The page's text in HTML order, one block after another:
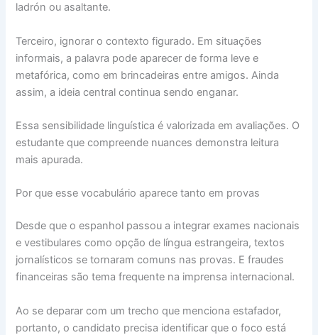
ladrón ou asaltante.
Terceiro, ignorar o contexto figurado. Em situações
informais, a palavra pode aparecer de forma leve e
metafórica, como em brincadeiras entre amigos. Ainda
assim, a ideia central continua sendo enganar.
Essa sensibilidade linguística é valorizada em avaliações. O
estudante que compreende nuances demonstra leitura
mais apurada.
Por que esse vocabulário aparece tanto em provas
Desde que o espanhol passou a integrar exames nacionais
e vestibulares como opção de língua estrangeira, textos
jornalísticos se tornaram comuns nas provas. E fraudes
financeiras são tema frequente na imprensa internacional.
Ao se deparar com um trecho que menciona estafador,
portanto, o candidato precisa identificar que o foco está